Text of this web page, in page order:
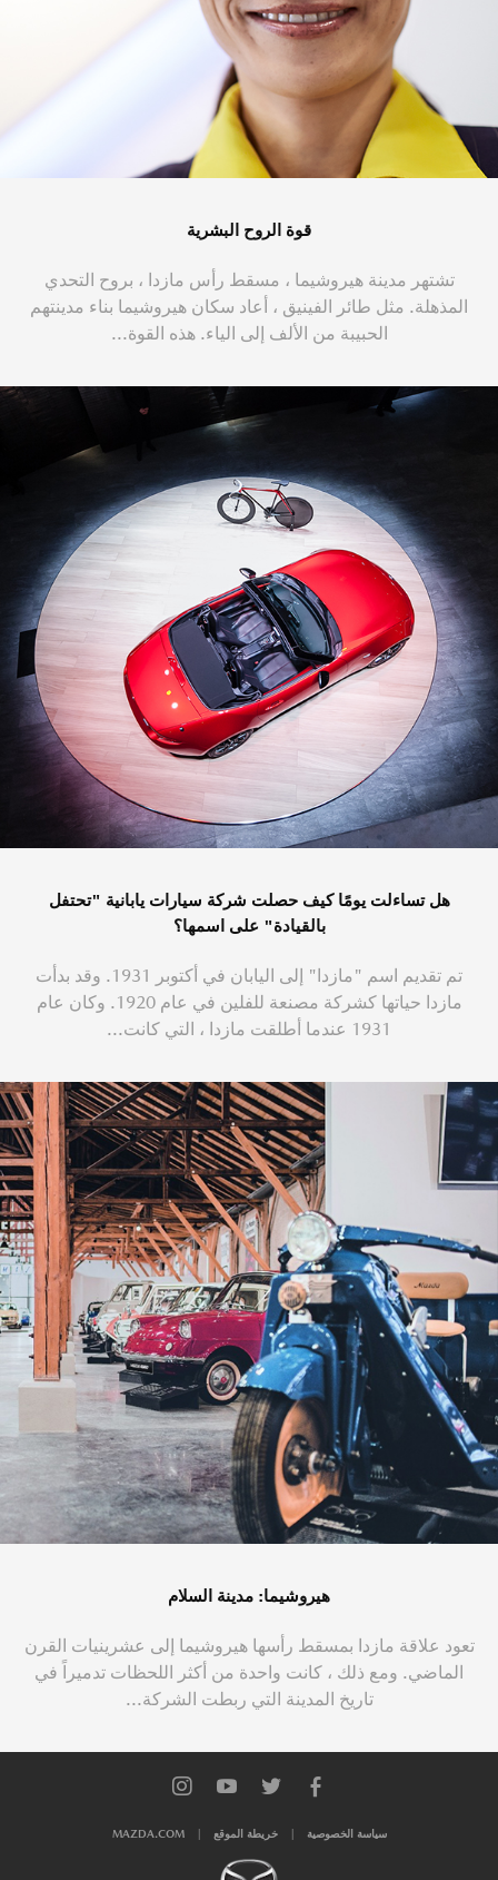
قوة الروح البشرية
تشتهر مدينة هيروشيما ، مسقط رأس مازدا ، بروح التحدي
المذهلة. مثل طائر الفينيق ، أعاد سكان هيروشيما بناء مدينتهم
الحبيبة من الألف إلى الياء. هذه القوة...
هل تساءلت يومًا كيف حصلت شركة سيارات يابانية "تحتفل
بالقيادة" على اسمها؟
تم تقديم اسم "مازدا" إلى اليابان في أكتوبر 1931. وقد بدأت
مازدا حياتها كشركة مصنعة للفلين في عام 1920. وكان عام
1931 عندما أطلقت مازدا ، التي كانت...
هيروشيما: مدينة السلام
تعود علاقة مازدا بمسقط رأسها هيروشيما إلى عشرينيات القرن
الماضي. ومع ذلك ، كانت واحدة من أكثر اللحظات تدميراً في
تاريخ المدينة التي ربطت الشركة...
سياسة الخصوصية خريطة الموقع MAZDA.COM